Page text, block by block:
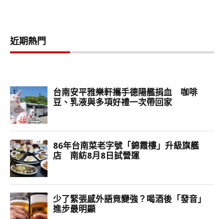
近期熱門